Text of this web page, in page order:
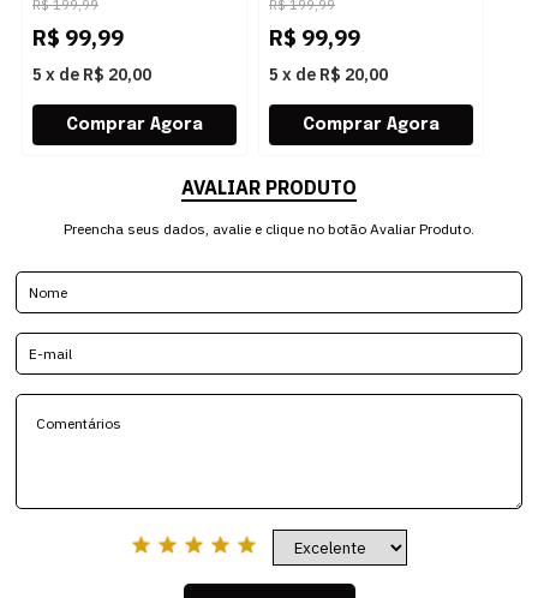
8092CAFEGOMA
R$ 199,99
R$ 99,99
5 x de R$ 20,00
16680CAPUCCINOCAFE
R$ 199,99
R$ 99,99
5 x de R$ 20,00
AVALIAR PRODUTO
Preencha seus dados, avalie e clique no botão Avaliar Produto.